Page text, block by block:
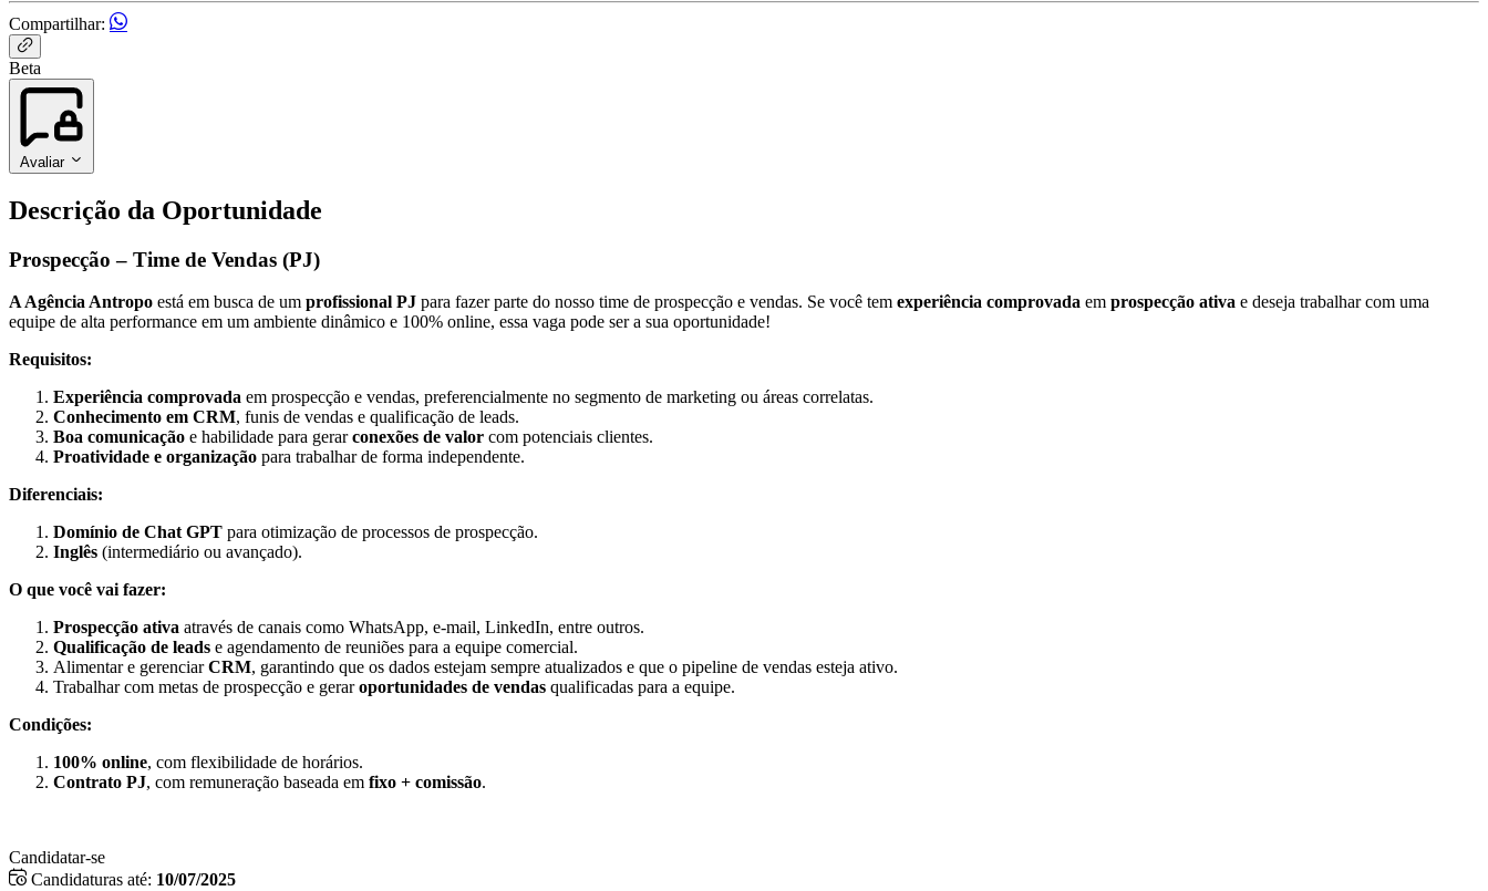
Compartilhar:
Beta
Avaliar
Descrição da Oportunidade
Prospecção – Time de Vendas (PJ)
A Agência Antropo está em busca de um profissional PJ para fazer parte do nosso time de prospecção e vendas. Se você tem experiência comprovada em prospecção ativa e deseja trabalhar com uma
equipe de alta performance em um ambiente dinâmico e 100% online, essa vaga pode ser a sua oportunidade!
Requisitos:
Experiência comprovada em prospecção e vendas, preferencialmente no segmento de marketing ou áreas correlatas.
Conhecimento em CRM, funis de vendas e qualificação de leads.
Boa comunicação e habilidade para gerarconexões de valor com potenciais clientes.
Proatividade e organização para trabalhar de forma independente.
Diferenciais:
Domínio de Chat GPT para otimização de processos de prospecção.
Inglês (intermediário ou avançado).
O que você vai fazer:
Prospecção ativa através de canais como WhatsApp, e-mail, LinkedIn, entre outros.
Qualificação de leads e agendamento de reuniões para a equipe comercial.
Alimentar e gerenciarCRM, garantindo que os dados estejam sempre atualizados e que o pipeline de vendas esteja ativo.
Trabalhar com metas de prospecção e geraroportunidades de vendas qualificadas para a equipe.
Condições:
100% online, com flexibilidade de horários.
Contrato PJ, com remuneração baseada em fixo + comissão.
Candidatar-se
Candidaturas até: 10/07/2025